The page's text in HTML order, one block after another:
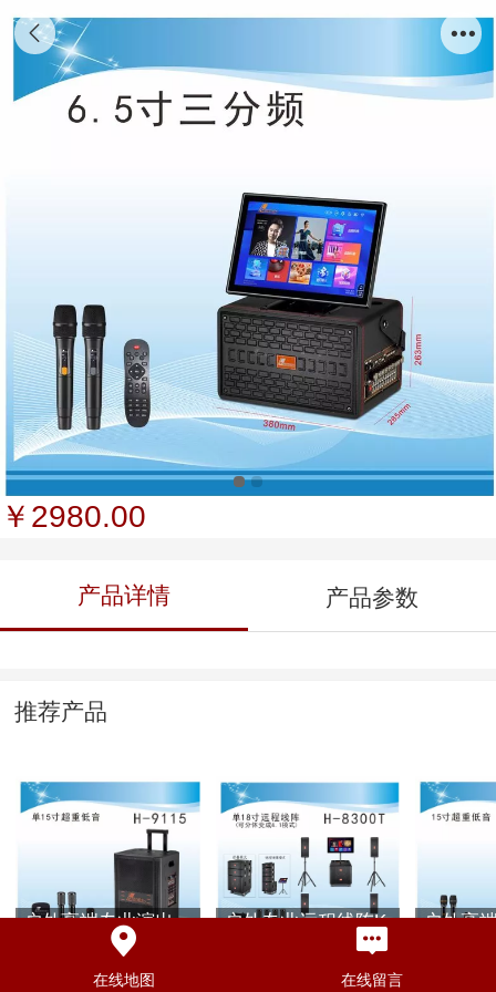
户外/家庭高端专业演出音响K歌直播视频音响
H-3606
￥2980.00
产品详情 产品参数
推荐产品
户外高端专业演出
音响K歌音响H-9115
户外专业远程线阵K
歌演出音响H-8300T
户外高
在线地图 在线留言